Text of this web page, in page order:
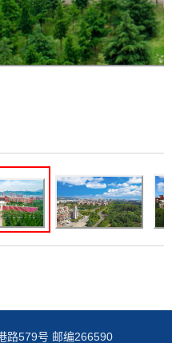
路579号 邮编266590